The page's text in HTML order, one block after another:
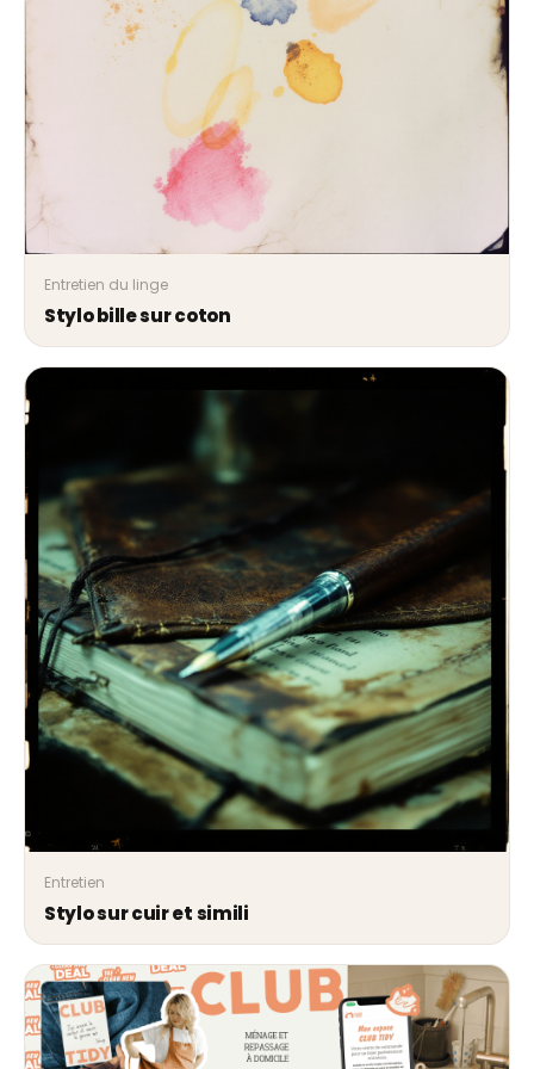
Entretien du linge
Stylo bille sur coton
Entretien
Stylo sur cuir et simili